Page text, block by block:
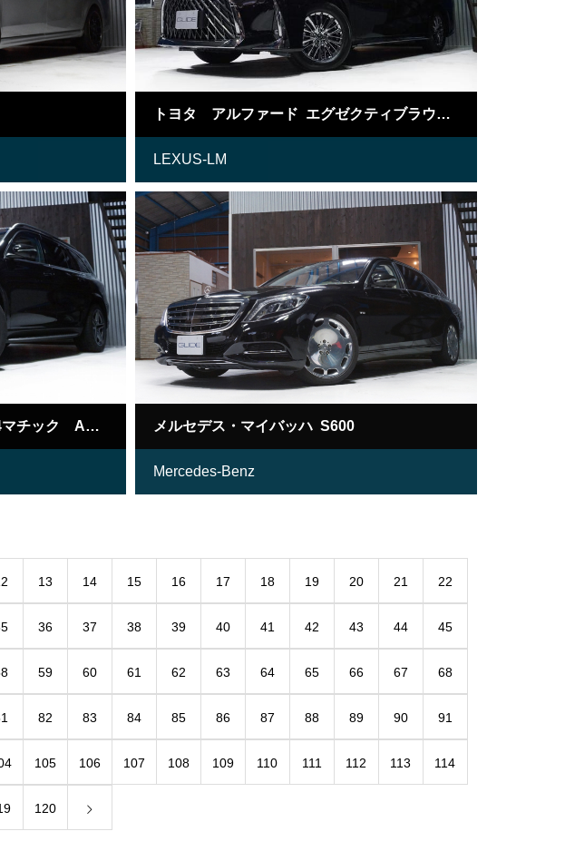
トヨタ アルファード エグゼクティブラウンジS LM仕様
LEXUS-LM
メルセデスベンツ GLS400d 4マチック AMGライン メルセデス・マイバッハ S600
Mercedes-Benz
13 14 15 16 17 18 19 20 21 22
36 37 38 39 40 41 42 43 44 45
59 60 61 62 63 64 65 66 67 68
82 83 84 85 86 87 88 89 90 91
105 106 107 108 109 110 111 112 113 114
120